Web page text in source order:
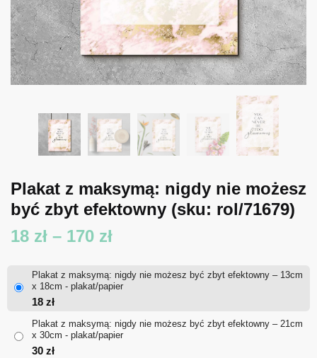
Plakat z maksymą: nigdy nie możesz
być zbyt efektowny (sku: rol/71679)
18 zł – 170 złZakres
od
18 zł
do
Plakat z maksymą: nigdy nie możesz być zbyt efektowny – 13cm
x 18cm - plakat/papier
18 zł
Plakat z maksymą: nigdy nie możesz być zbyt efektowny – 21cm
x 30cm - plakat/papier
30 zł